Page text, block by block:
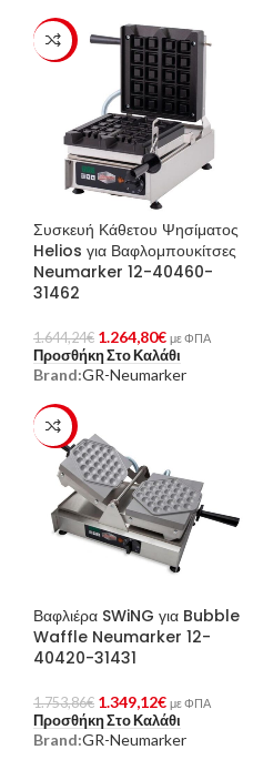
-23%
Συσκευή Κάθετου Ψησίματος
Helios για Βαφλομπουκίτσες
Neumarker 12-40460-
31462
1.644,24€ 1.264,80€ με ΦΠΑ
Προσθήκη Στο Καλάθι
Brand:GR-Neumarker
-23%
Βαφλιέρα SWiNG για Bubble
Waffle Neumarker 12-
40420-31431
1.753,86€ 1.349,12€ με ΦΠΑ
Προσθήκη Στο Καλάθι
Brand:GR-Neumarker